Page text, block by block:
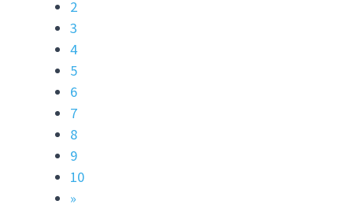
2
3
4
5
6
7
8
9
10
»